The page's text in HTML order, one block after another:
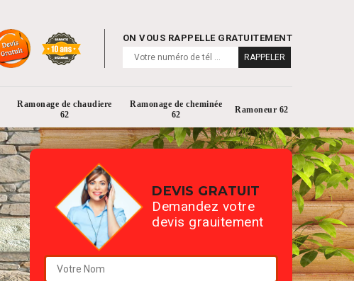
ON VOUS RAPPELLE GRATUITEMENT
Ramonage de chaudiere
62
Ramonage de cheminée
62
Ramoneur 62
DEVIS GRATUIT
Demandez votre
devis grauitement